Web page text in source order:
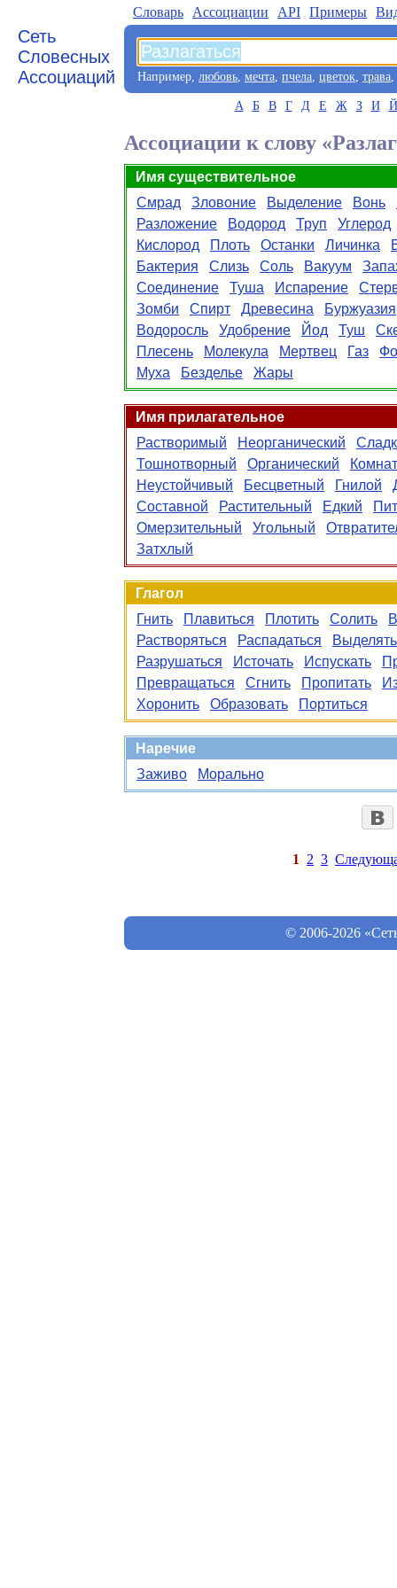
Сеть
Словесных
Ассоциаций
Словарь Aссоциации API Примеры
Например, любовь, мечта, пчела, цветок, трава,
А Б В Г Д Е Ж З И Й
Ассоциации к слову
Имя существительное
Смрад
Зловоние Выделение Вонь
Разложение
Водород Труп
Углерод
Кислород
Плоть Останки Личинка
Бактерия
Слизь Соль Вакуум
Соединение
Туша Испарение
Зомби
Спирт Древесина
Буржуазия
Водоросль
Удобрение Йод Туш
Плесень
Молекула Мертвец Газ
Муха
Безделье Жары
Имя прилагательное
Растворимый
Неорганический
Тошнотворный
Органический
Неустойчивый
Бесцветный Гнилой
Составной
Растительный Едкий
Омерзительный
Угольный
Затхлый
Глагол
Гнить
Плавиться Плотить Солить
Растворяться
Распадаться
Выделять
Разрушаться
Источать Испускать
Превращаться
Сгнить Пропитать
Хоронить
Образовать Портиться
Наречие
Заживо
Морально
1 2 3
© 2006-2026